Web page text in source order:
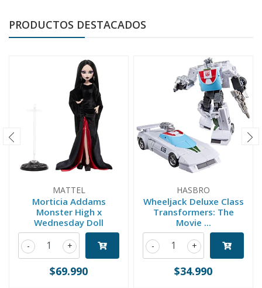
PRODUCTOS DESTACADOS
MATTEL
Morticia Addams
Monster High x
Wednesday Doll
+
-
$69.990
HASBRO
Wheeljack Deluxe Class
Transformers: The
Movie ...
+
-
$34.990